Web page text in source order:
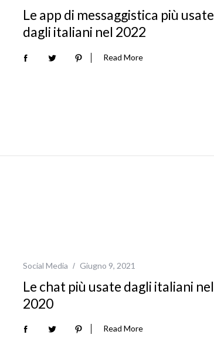
Le app di messaggistica più usate
dagli italiani nel 2022
Read More
Social Media Giugno 9, 2021
Le chat più usate dagli italiani nel
2020
Read More